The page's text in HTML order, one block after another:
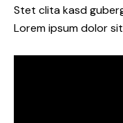
Stet clita kasd
Lorem ipsum dolor